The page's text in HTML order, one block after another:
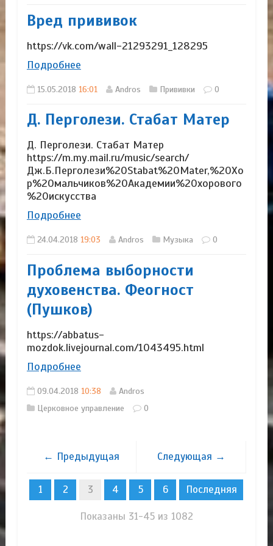
Вред прививок
https://vk.com/wall-21293291_128295
Подробнее
15.05.2018 16:01 Andros Прививки 0
Д. Перголези. Стабат Матер
Д. Перголези. Стабат Матер
https://m.my.mail.ru/music/search/
Дж.Б.Перголези%20Stabat%20Mater,%20Хо
р%20мальчиков%20Академии%20хорового
%20искусства
Подробнее
24.04.2018 19:03 Andros Музыка 0
Проблема выборности
духовенства. Феогност
(Пушков)
https://abbatus-
mozdok.livejournal.com/1043495.html
Подробнее
09.04.2018 10:38
Andros
Церковное управление
0
← Предыдущая Следующая →
1 2 3 4 5 6 Последняя
Показаны 31-45 из 1082